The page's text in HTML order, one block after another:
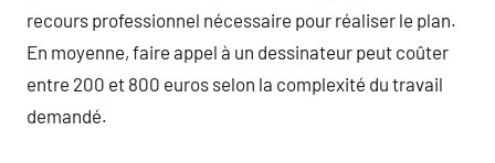
recours professionnel nécessaire pour réaliser le plan.
En moyenne, faire appel à un dessinateur peut coûter
entre 200 et 800 euros selon la complexité du travail
demandé.